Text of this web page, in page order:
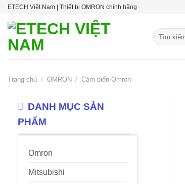
Skip
content
ETECH Việt Nam | Thiết bị OMRON chính hãng
Tìm
kiếm:
Trang chủ / OMRON / Cảm biến Omron
DANH MỤC SẢN
PHẨM
Omron
Mitsubishi